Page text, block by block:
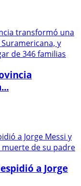
a Jorge